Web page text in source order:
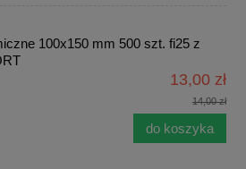
100x150 mm 500 szt. fi25 z
13,00 zł
14,00 zł
do koszyka